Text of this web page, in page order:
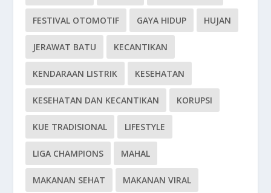
FESTIVAL OTOMOTIF GAYA HIDUP HUJAN
JERAWAT BATU KECANTIKAN
KENDARAAN LISTRIK KESEHATAN
KESEHATAN DAN KECANTIKAN KORUPSI
KUE TRADISIONAL LIFESTYLE
LIGA CHAMPIONS MAHAL
MAKANAN SEHAT MAKANAN VIRAL